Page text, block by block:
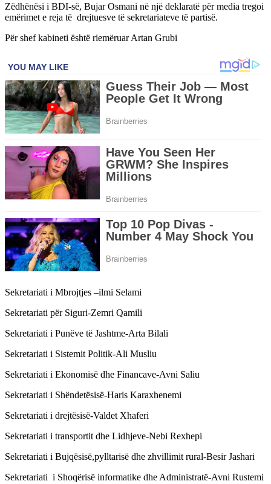
Zëdhënësi i BDI-së, Bujar Osmani në një deklaratë për media tregoi
emërimet e reja të drejtuesve të sekretariateve të partisë.
Për shef kabineti është riemëruar Artan Grubi
Sekretariati i Mbrojtjes –ilmi Selami
Sekretariati për Siguri-Zemri Qamili
Sekretariati i Punëve të Jashtme-Arta Bilali
Sekretariati i Sistemit Politik-Ali Musliu
Sekretariati i Ekonomisë dhe Financave-Avni Saliu
Sekretariati i Shëndetësisë-Haris Karaxhenemi
Sekretariati i drejtësisë-Valdet Xhaferi
Sekretariati i transportit dhe Lidhjeve-Nebi Rexhepi
Sekretariati i Bujqësisë,pylltarisë dhe zhvillimit rural-Besir Jashari
Sekretariati i Shoqërisë informatike dhe Administratë-Avni Rustemi